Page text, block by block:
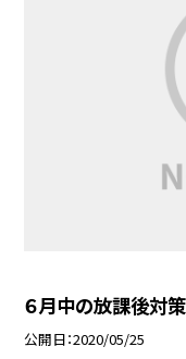
６月中の放課後対
公開日 2020/05/25